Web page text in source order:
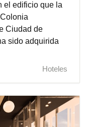
el edificio que la
Ciudad de
sido adquirida
Hoteles